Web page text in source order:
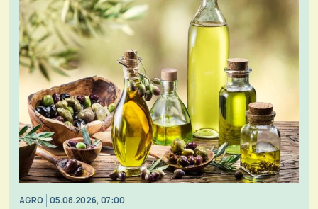
AGRO 05.08.2026, 07:00